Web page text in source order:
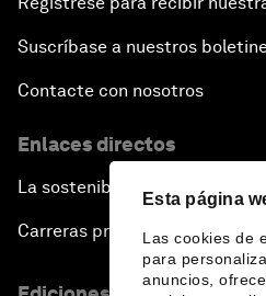
Esta página
Las cookies de
para
anuncios,
Suscríbase a nuestros
Contacte con nosotros
Enlaces directos
La sostenibilidad en el Foro
Carreras profesionales